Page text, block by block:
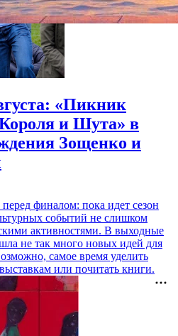
«Пикник
и Шута» в
Зощенко и
финалом: пока идет сезон
событий не слишком
активностями. В выходные
не так много новых идей для
самое время уделить
или почитать книги.